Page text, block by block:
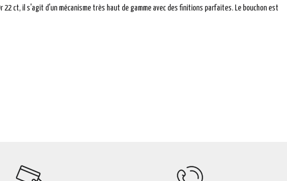
ct, il s'agit d'un mécanisme très haut de gamme avec des finitions parfaites. Le bouchon est